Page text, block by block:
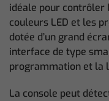
idéale pour contrôler
couleurs LED et les
dotée d’un grand
interface de type
programmation et la
La console peut